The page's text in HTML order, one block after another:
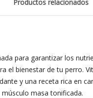
Productos relacionados
para garantizar los
el bienestar de tu perro.
y una receta rica en
masa tonificada.